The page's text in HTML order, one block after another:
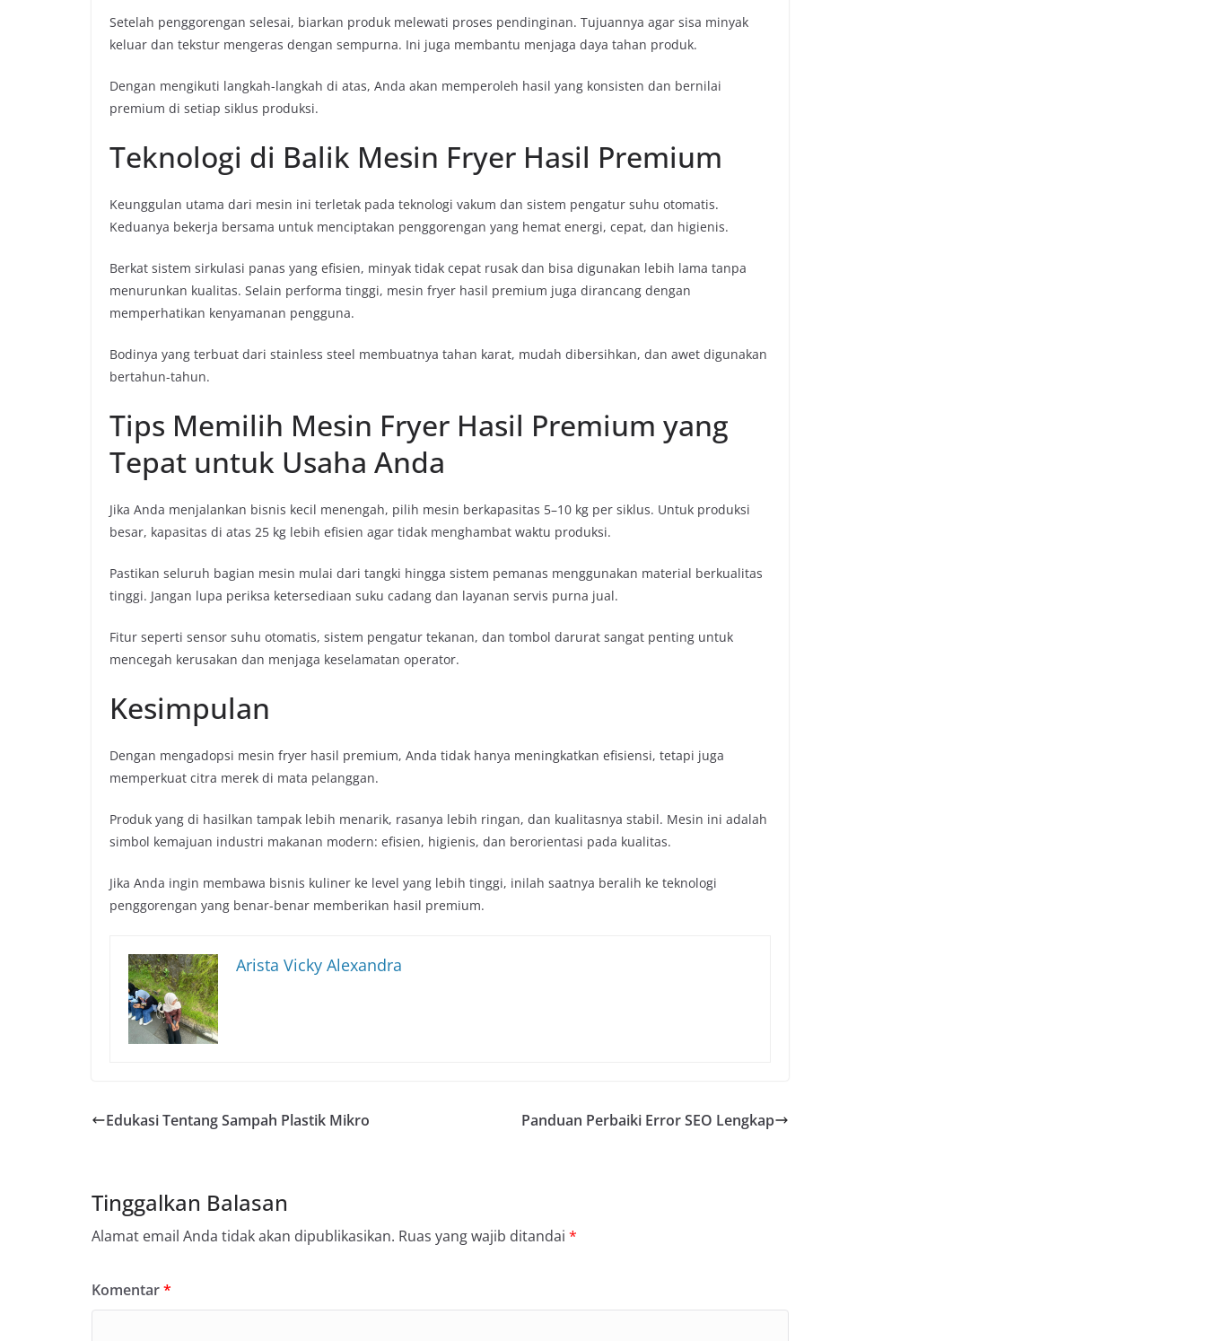
Setelah penggorengan selesai, biarkan produk melewati proses pendinginan. Tujuannya agar sisa minyak
keluar dan tekstur mengeras dengan sempurna. Ini juga membantu menjaga daya tahan produk.
Dengan mengikuti langkah-langkah di atas, Anda akan memperoleh hasil yang konsisten dan bernilai
premium di setiap siklus produksi.
Teknologi di Balik Mesin Fryer Hasil Premium
Keunggulan utama dari mesin ini terletak pada teknologi vakum dan sistem pengatur suhu otomatis.
Keduanya bekerja bersama untuk menciptakan penggorengan yang hemat energi, cepat, dan higienis.
Berkat sistem sirkulasi panas yang efisien, minyak tidak cepat rusak dan bisa digunakan lebih lama tanpa
menurunkan kualitas. Selain performa tinggi, mesin fryer hasil premium juga dirancang dengan
memperhatikan kenyamanan pengguna.
Bodinya yang terbuat dari stainless steel membuatnya tahan karat, mudah dibersihkan, dan awet digunakan
bertahun-tahun.
Tips Memilih Mesin Fryer Hasil Premium yang
Tepat untuk Usaha Anda
Jika Anda menjalankan bisnis kecil menengah, pilih mesin berkapasitas 5–10 kg per siklus. Untuk produksi
besar, kapasitas di atas 25 kg lebih efisien agar tidak menghambat waktu produksi.
Pastikan seluruh bagian mesin mulai dari tangki hingga sistem pemanas menggunakan material berkualitas
tinggi. Jangan lupa periksa ketersediaan suku cadang dan layanan servis purna jual.
Fitur seperti sensor suhu otomatis, sistem pengatur tekanan, dan tombol darurat sangat penting untuk
mencegah kerusakan dan menjaga keselamatan operator.
Kesimpulan
Dengan mengadopsi mesin fryer hasil premium, Anda tidak hanya meningkatkan efisiensi, tetapi juga
memperkuat citra merek di mata pelanggan.
Produk yang di hasilkan tampak lebih menarik, rasanya lebih ringan, dan kualitasnya stabil. Mesin ini adalah
simbol kemajuan industri makanan modern: efisien, higienis, dan berorientasi pada kualitas.
Jika Anda ingin membawa bisnis kuliner ke level yang lebih tinggi, inilah saatnya beralih ke teknologi
penggorengan yang benar-benar memberikan hasil premium.
Arista Vicky Alexandra
Edukasi Tentang Sampah Plastik Mikro Panduan Perbaiki Error SEO Lengkap
Tinggalkan Balasan
Alamat email Anda tidak akan dipublikasikan. Ruas yang wajib ditandai *
Komentar*